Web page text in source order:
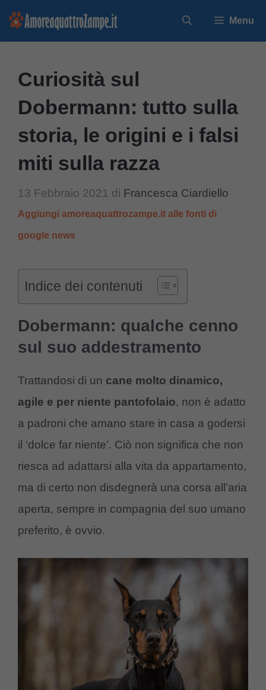
Vai
Menu
Curiosità sul
Dobermann: tutto sulla
storia, le origini e i falsi
miti sulla razza
13 Febbraio 2021 di Francesca Ciardiello
Aggiungi amoreaquattrozampe.it alle fonti di
google news
Indice dei contenuti
Dobermann: qualche cenno
sul suo addestramento
Trattandosi di un cane molto dinamico,
agile e per niente pantofolaio, non è adatto
a padroni che amano stare in casa a godersi
il ‘dolce far niente’. Ciò non significa che non
riesca ad adattarsi alla vita da appartamento,
ma di certo non disdegnerà una corsa all’aria
aperta, sempre in compagnia del suo umano
preferito, è ovvio.